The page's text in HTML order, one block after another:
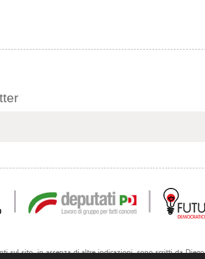
sul sito, in assenza di altre indicazioni, sono scritti da Diego